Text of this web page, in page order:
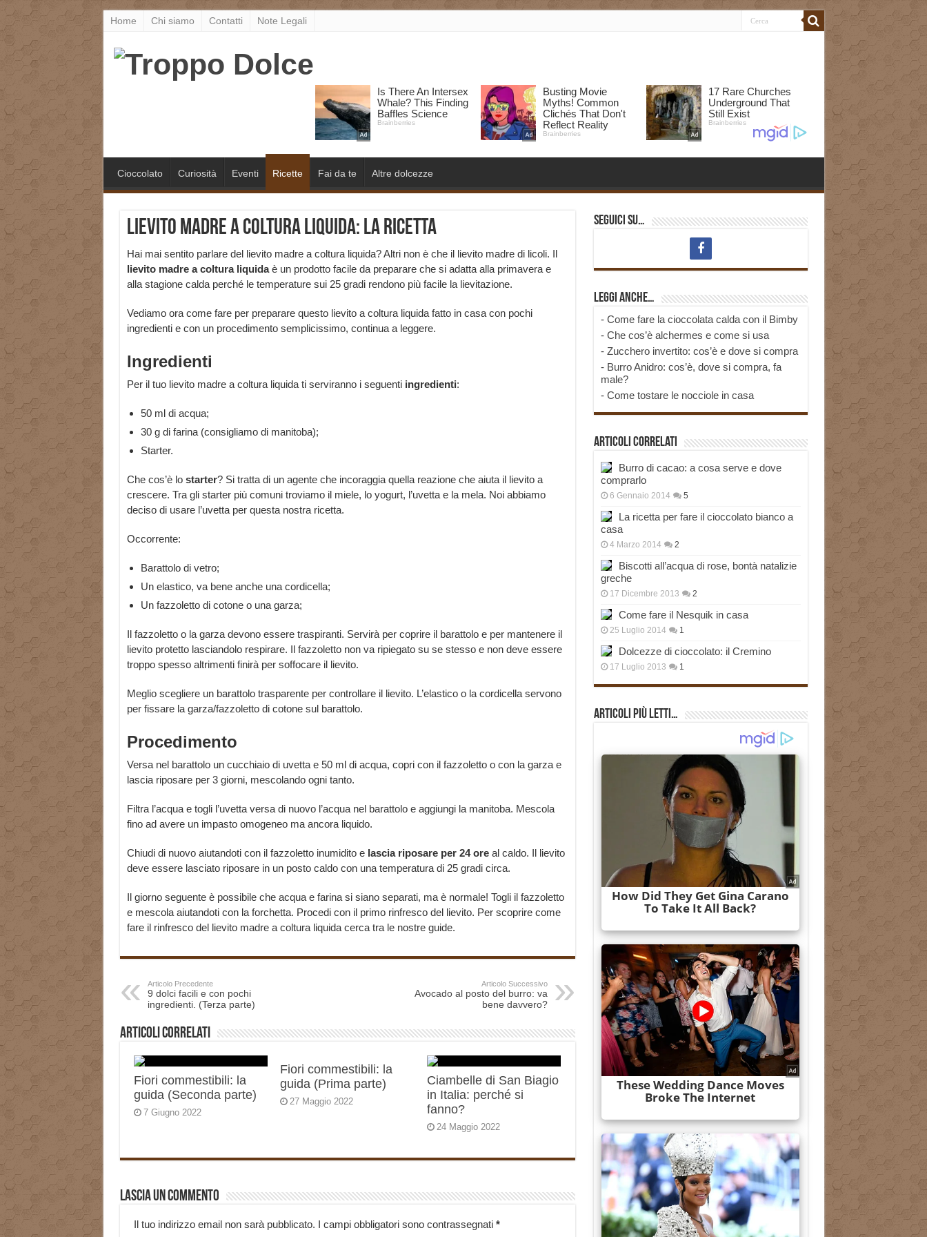
Home Chi siamo Contatti Note Legali
Cioccolato Curiosità Eventi Ricette Fai da te Altre dolcezze
Lievito madre a coltura liquida: la ricetta
Hai mai sentito parlare del lievito madre a coltura liquida? Altri non è che il lievito madre di licoli. Il
lievito madre a coltura liquidaè un prodotto facile da preparare che si adatta alla primavera e
alla stagione calda perché le temperature sui 25 gradi rendono più facile la lievitazione.
Vediamo ora come fare per preparare questo lievito a coltura liquida fatto in casa con pochi
ingredienti e con un procedimento semplicissimo, continua a leggere.
Ingredienti
Per il tuo lievito madre a coltura liquida ti serviranno i seguenti ingredienti:
50 ml di acqua;
30 g di farina (consigliamo di manitoba);
Starter.
Che cos’è lo starter? Si tratta di un agente che incoraggia quella reazione che aiuta il lievito a
crescere. Tra gli starter più comuni troviamo il miele, lo yogurt, l’uvetta e la mela. Noi abbiamo
deciso di usare l’uvetta per questa nostra ricetta.
Occorrente:
Barattolo di vetro;
Un elastico, va bene anche una cordicella;
Un fazzoletto di cotone o una garza;
Il fazzoletto o la garza devono essere traspiranti. Servirà per coprire il barattolo e per mantenere il
lievito protetto lasciandolo respirare. Il fazzoletto non va ripiegato su se stesso e non deve essere
troppo spesso altrimenti finirà per soffocare il lievito.
Meglio scegliere un barattolo trasparente per controllare il lievito. L’elastico o la cordicella servono
per fissare la garza/fazzoletto di cotone sul barattolo.
Procedimento
Versa nel barattolo un cucchiaio di uvetta e 50 ml di acqua, copri con il fazzoletto o con la garza e
lascia riposare per 3 giorni, mescolando ogni tanto.
Filtra l’acqua e togli l’uvetta versa di nuovo l’acqua nel barattolo e aggiungi la manitoba. Mescola
fino ad avere un impasto omogeneo ma ancora liquido.
Chiudi di nuovo aiutandoti con il fazzoletto inumidito e lascia riposare per 24 oreal caldo. Il lievito
deve essere lasciato riposare in un posto caldo con una temperatura di 25 gradi circa.
Il giorno seguente è possibile che acqua e farina si siano separati, ma è normale! Togli il fazzoletto
e mescola aiutandoti con la forchetta. Procedi con il primo rinfresco del lievito. Per scoprire come
fare il rinfresco del lievito madre a coltura liquida cerca tra le nostre guide.
Articolo Precedente
9 dolci facili e con pochi
ingredienti. (Terza parte)
Articolo Successivo
Avocado al posto del burro: va
bene davvero?
Articoli correlati
Fiori commestibili: la
guida (Seconda parte)
7 Giugno 2022
Fiori commestibili: la
guida (Prima parte)
27 Maggio 2022
Ciambelle di San Biagio
in Italia: perché si
fanno?
24 Maggio 2022
Lascia un commento
Il tuo indirizzo email non sarà pubblicato. I campi obbligatori sono contrassegnati *
Seguici su…
Leggi anche…
- Come fare la cioccolata calda con il Bimby
- Che cos’è alchermes e come si usa
- Zucchero invertito: cos’è e dove si compra
- Burro Anidro: cos’è, dove si compra, fa
male?
- Come tostare le nocciole in casa
Articoli correlati
Burro di cacao: a cosa serve e dove
comprarlo
6 Gennaio 2014 5
La ricetta per fare il cioccolato bianco a
casa
4 Marzo 2014 2
Biscotti all’acqua di rose, bontà natalizie
greche
17 Dicembre 2013 2
Come fare il Nesquik in casa
25 Luglio 2014 1
Dolcezze di cioccolato: il Cremino
17 Luglio 2013 1
Articoli più Letti…